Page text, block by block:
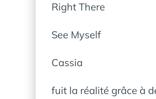
Right There
See Myself
Cassia
fuit la réalité grâce à